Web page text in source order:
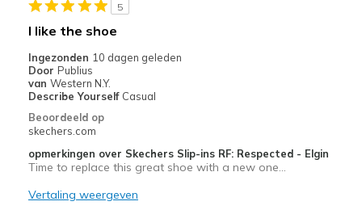
Sizing
Feels half size too small
View On Shoes
5
I like the shoe
Ingezonden 10 dagen geleden
Door Publius
van Western N.Y.
Describe Yourself Casual
Beoordeeld op
skechers.com
opmerkingen over Skechers Slip-ins RF: Respected - Elgin
Time to replace this great shoe with a new one…
Vertaling weergeven